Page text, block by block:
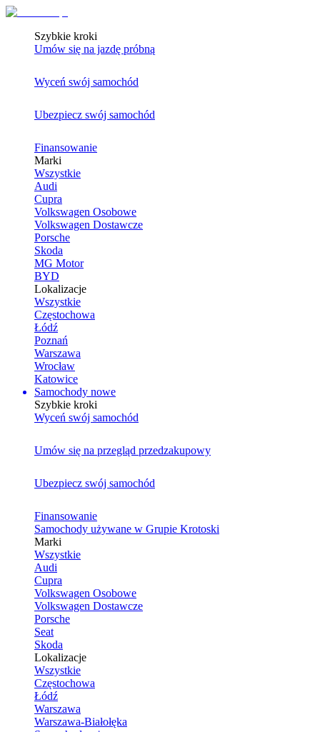
Szybkie kroki
Umów się na jazdę próbną
Wyceń swój samochód
Ubezpiecz swój samochód
Finansowanie
Marki
Wszystkie
Audi
Cupra
Volkswagen Osobowe
Volkswagen Dostawcze
Porsche
Skoda
MG Motor
BYD
Lokalizacje
Wszystkie
Częstochowa
Łódź
Poznań
Warszawa
Wrocław
Katowice
Samochody nowe
Szybkie kroki
Wyceń swój samochód
Umów się na przegląd przedzakupowy
Ubezpiecz swój samochód
Finansowanie
Samochody używane w Grupie Krotoski
Marki
Wszystkie
Audi
Cupra
Volkswagen Osobowe
Volkswagen Dostawcze
Porsche
Seat
Skoda
Lokalizacje
Wszystkie
Częstochowa
Łódź
Warszawa
Warszawa-Białołęka